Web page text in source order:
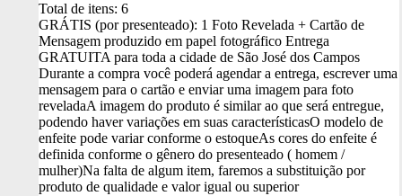
Total de itens: 6
GRÁTIS (por presenteado): 1 Foto Revelada + Cartão de
Mensagem produzido em papel fotográfico Entrega
GRATUITA para toda a cidade de São José dos Campos
Durante a compra você poderá agendar a entrega, escrever uma
mensagem para o cartão e enviar uma imagem para foto
reveladaA imagem do produto é similar ao que será entregue,
podendo haver variações em suas característicasO modelo de
enfeite pode variar conforme o estoqueAs cores do enfeite é
definida conforme o gênero do presenteado ( homem /
mulher)Na falta de algum item, faremos a substituição por
produto de qualidade e valor igual ou superior